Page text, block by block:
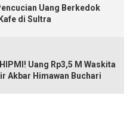
Uang Berkedok
di Sultra
Uang Rp3,5 M Waskita
Akbar Himawan Buchari